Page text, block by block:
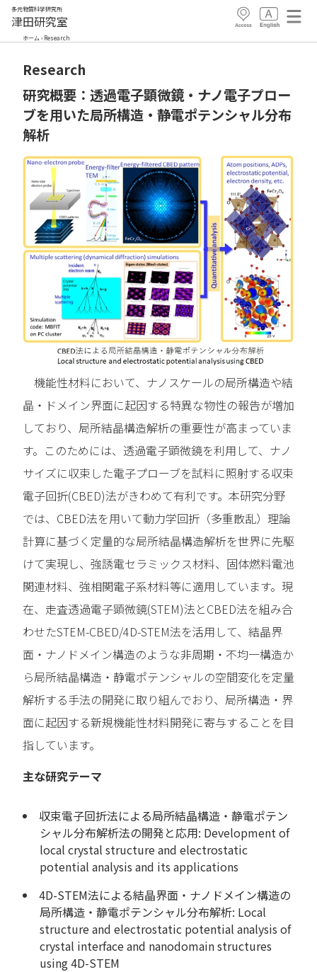
多元物質科学研究所
津田研究室
ホーム › Research
Research
研究概要：透過電子顕微鏡・ナノ電子プロー
ブを用いた局所構造・静電ポテンシャル分布
解析
機能性材料において、ナノスケールの局所構造や結
晶・ドメイン界面に起因する特異な物性の報告が増加
しており、局所結晶構造解析の重要性が高まっていま
す。このためには、透過電子顕微鏡を利用して、ナノ
サイズに収束した電子プローブを試料に照射する収束
電子回折(CBED)法がきわめて有利です。本研究分野
では、CBED法を用いて動力学回折（多重散乱）理論
計算に基づく定量的な局所結晶構造解析を世界に先駆
けて実現し、強誘電セラミックス材料、固体燃料電池
関連材料、強相関電子系材料等に適用しています。現
在、走査透過電子顕微鏡(STEM)法とCBED法を組み合
わせたSTEM-CBED/4D-STEM法を活用して、結晶界
面・ナノドメイン構造のような非周期・不均一構造か
ら局所結晶構造・静電ポテンシャルの空間変化を定量
解析する手法の開発に取り組んでおり、局所構造・界
面に起因する新規機能性材料開発に寄与することを目
指しています。
主な研究テーマ
収束電子回折法による局所結晶構造・静電ポテン
シャル分布解析法の開発と応用: Development of
local crystal structure and electrostatic
potential analysis and its applications
4D-STEM法による結晶界面・ナノドメイン構造の
局所構造・静電ポテンシャル分布解析: Local
structure and electrostatic potential analysis of
crystal interface and nanodomain structures
using 4D-STEM